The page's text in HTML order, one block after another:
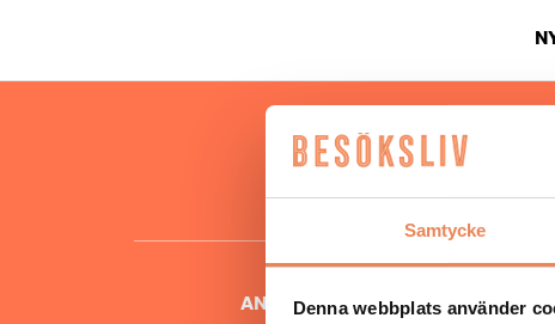
Samtycke
Denna webbplats använder
Hos oss
ANSVARIG UTGIVARE